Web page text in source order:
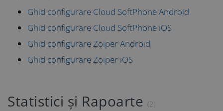
Ghid configurare Cloud SoftPhone Android
Ghid configurare Cloud SoftPhone iOS
Ghid configurare Zoiper Android
Ghid configurare Zoiper iOS
Statistici și Rapoarte (2)